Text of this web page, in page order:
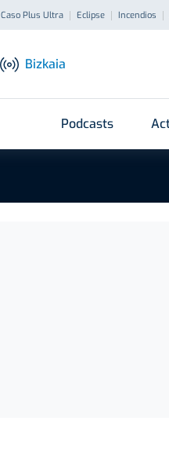
Caso Plus Ultra Eclipse Incendios
Bizkaia
Podcasts